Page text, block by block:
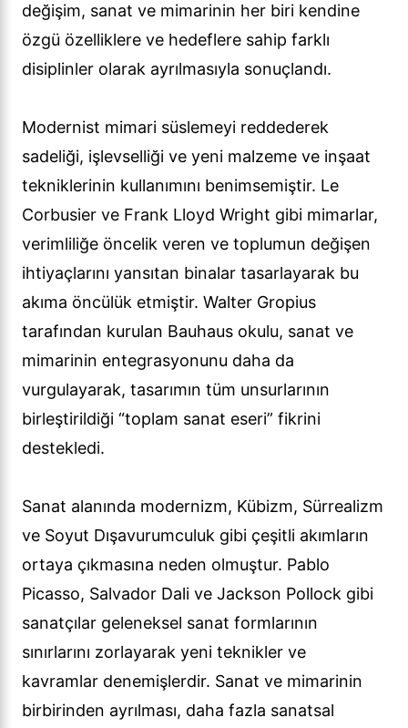
değişim, sanat ve mimarinin her biri kendine
özgü özelliklere ve hedeflere sahip farklı
disiplinler olarak ayrılmasıyla sonuçlandı.
Modernist mimari süslemeyi reddederek
sadeliği, işlevselliği ve yeni malzeme ve inşaat
tekniklerinin kullanımını benimsemiştir. Le
Corbusier ve Frank Lloyd Wright gibi mimarlar,
verimliliğe öncelik veren ve toplumun değişen
ihtiyaçlarını yansıtan binalar tasarlayarak bu
akıma öncülük etmiştir. Walter Gropius
tarafından kurulan Bauhaus okulu, sanat ve
mimarinin entegrasyonunu daha da
vurgulayarak, tasarımın tüm unsurlarının
birleştirildiği “toplam sanat eseri” fikrini
destekledi.
Sanat alanında modernizm, Kübizm, Sürrealizm
ve Soyut Dışavurumculuk gibi çeşitli akımların
ortaya çıkmasına neden olmuştur. Pablo
Picasso, Salvador Dali ve Jackson Pollock gibi
sanatçılar geleneksel sanat formlarının
sınırlarını zorlayarak yeni teknikler ve
kavramlar denemişlerdir. Sanat ve mimarinin
birbirinden ayrılması, daha fazla sanatsal